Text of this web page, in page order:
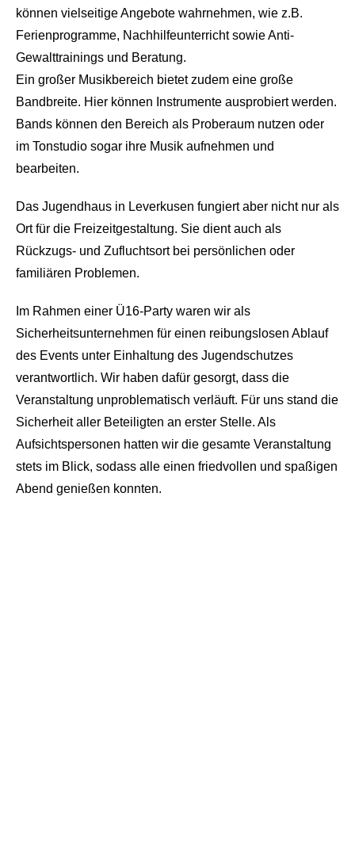
können vielseitige Angebote wahrnehmen, wie z.B.
Ferienprogramme, Nachhilfeunterricht sowie Anti-
Gewalttrainings und Beratung.
Ein großer Musikbereich bietet zudem eine große
Bandbreite. Hier können Instrumente ausprobiert werden.
Bands können den Bereich als Proberaum nutzen oder
im Tonstudio sogar ihre Musik aufnehmen und
bearbeiten.
Das Jugendhaus in Leverkusen fungiert aber nicht nur als
Ort für die Freizeitgestaltung. Sie dient auch als
Rückzugs- und Zufluchtsort bei persönlichen oder
familiären Problemen.
Im Rahmen einer Ü16-Party waren wir als
Sicherheitsunternehmen für einen reibungslosen Ablauf
des Events unter Einhaltung des Jugendschutzes
verantwortlich. Wir haben dafür gesorgt, dass die
Veranstaltung unproblematisch verläuft. Für uns stand die
Sicherheit aller Beteiligten an erster Stelle. Als
Aufsichtspersonen hatten wir die gesamte Veranstaltung
stets im Blick, sodass alle einen friedvollen und spaßigen
Abend genießen konnten.